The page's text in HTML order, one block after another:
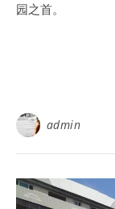
园之首。
admin